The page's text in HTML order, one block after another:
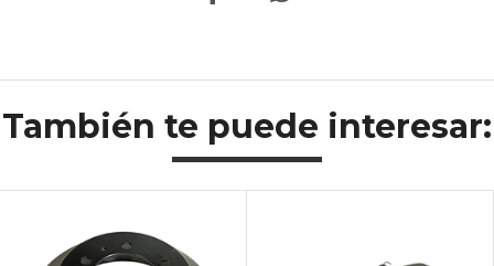
También te puede interesar: